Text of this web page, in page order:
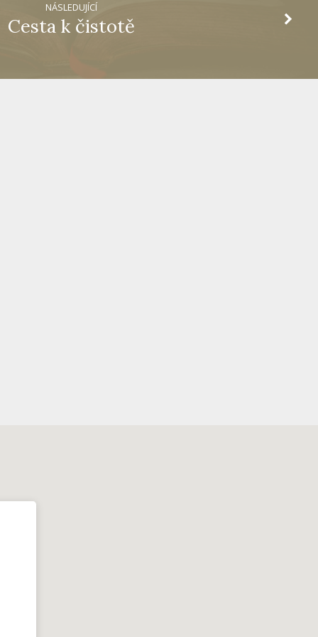
NÁSLEDUJÍCÍ
Cesta k čistotě